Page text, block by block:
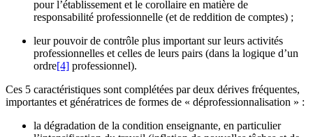
pour l’établissement et le corollaire en matière de
responsabilité professionnelle (et de reddition de comptes) ;
leur pouvoir de contrôle plus important sur leurs activités
professionnelles et celles de leurs pairs (dans la logique d’un
ordre[4] professionnel).
Ces 5 caractéristiques sont complétées par deux dérives fréquentes,
importantes et génératrices de formes de « déprofessionnalisation » :
la dégradation de la condition enseignante, en particulier